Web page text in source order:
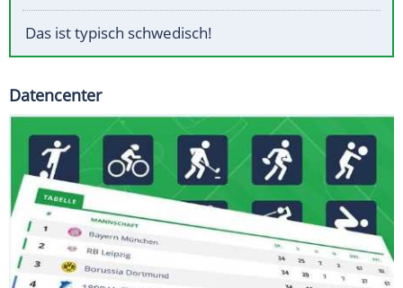
Das ist typisch schwedisch!
Datencenter